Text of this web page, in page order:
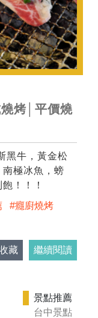
燒烤│平價燒
黑牛，黃金松
極冰魚，螃
！！！
癮廚燒烤
藏 繼續閱讀
景點推薦
台中景點